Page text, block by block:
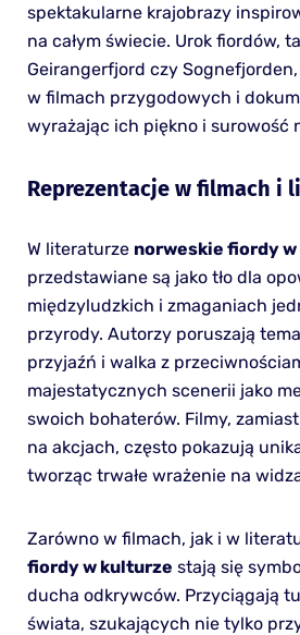
spektakularne krajobrazy
na całym świecie. Urok fiordów,
Geirangerfjord czy
w filmach przygodowych i
wyrażając ich piękno i surowość
Reprezentacje w filmach i
W literaturze norweskie fiordy
przedstawiane są jako tło dla
międzyludzkich i zmaganiach
przyrody. Autorzy poruszają
przyjaźń i walka z
majestatycznych scenerii jako
swoich bohaterów. Filmy,
na akcjach, często pokazują
tworząc trwałe wrażenie na
Zarówno w filmach, jak i w
fiordy w kulturze stają się
ducha odkrywców. Przyciągają
świata, szukających nie tylko